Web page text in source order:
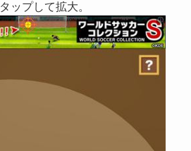
ップして拡大。